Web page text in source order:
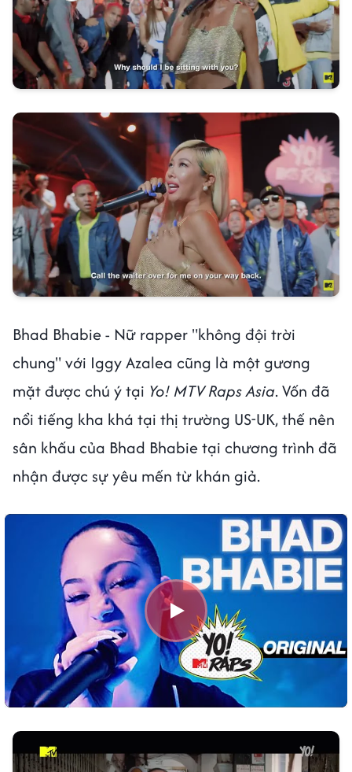
Bhad Bhabie - Nữ rapper "không đội trời
chung" với Iggy Azalea cũng là một gương
mặt được chú ý tại Yo! MTV Raps Asia. Vốn đã
nổi tiếng kha khá tại thị trường US-UK, thế nên
sân khấu của Bhad Bhabie tại chương trình đã
nhận được sự yêu mến từ khán giả.